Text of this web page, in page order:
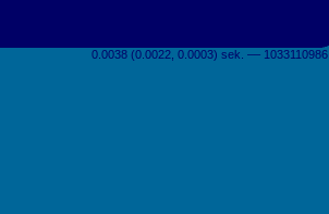
0.0038 (0.0022, 0.0003) sek. –– 1033110986